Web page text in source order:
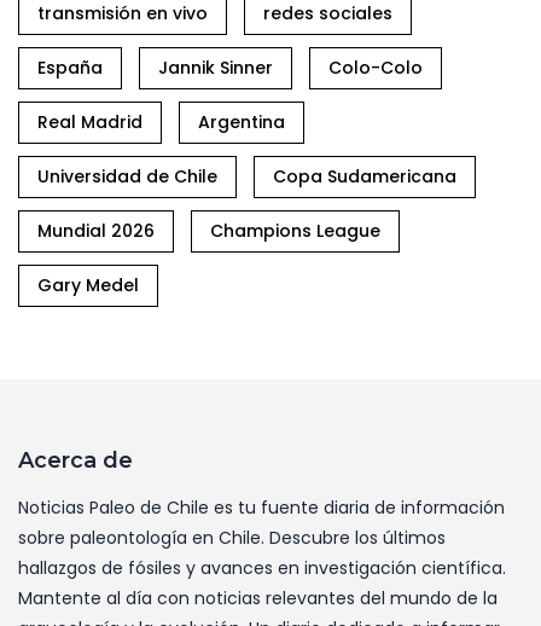
transmisión en vivo redes sociales
España Jannik Sinner Colo-Colo
Real Madrid Argentina
Universidad de Chile Copa Sudamericana
Mundial 2026 Champions League
Gary Medel
Acerca de
Noticias Paleo de Chile es tu fuente diaria de información
sobre paleontología en Chile. Descubre los últimos
hallazgos de fósiles y avances en investigación científica.
Mantente al día con noticias relevantes del mundo de la